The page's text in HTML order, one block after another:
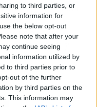
to third parties, or
information for
the below opt-out
note that after your
continue seeing
information utilized by
to third parties prior to
out of the further
by third parties on the
This information may
formación
a la
ruido de un
aislamiento y
Artículo siguiente
La música de Dj3Pac y